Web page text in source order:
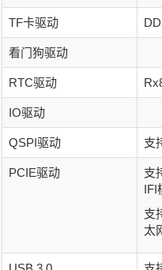
TF卡驱动
看门狗驱动
RTC驱动
IO驱动
QSPI驱动 支
PCIE驱动
支
IFI
支
太